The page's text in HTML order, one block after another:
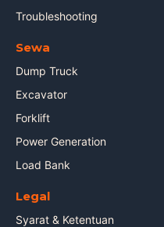
Troubleshooting
Sewa
Dump Truck
Excavator
Forklift
Power Generation
Load Bank
Legal
Syarat & Ketentuan